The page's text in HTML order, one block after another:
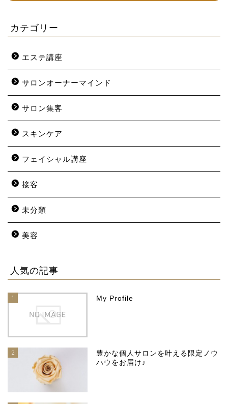
カテゴリー
エステ講座
サロンオーナーマインド
サロン集客
スキンケア
フェイシャル講座
接客
未分類
美容
人気の記事
1 My Profile
2
豊かな個人サロンを叶える限定ノウ
ハウをお届け♪